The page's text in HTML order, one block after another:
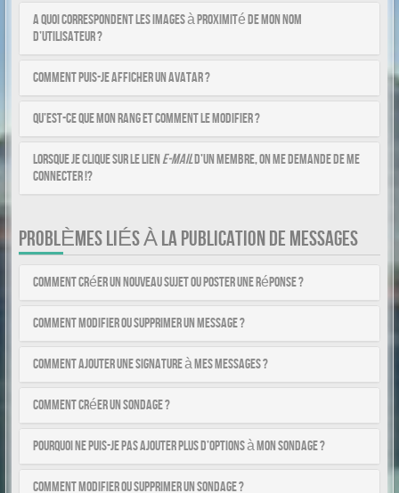
A quoi correspondent les images à proximité de mon nom
d’utilisateur ?
Comment puis-je afficher un avatar ?
Qu’est-ce que mon rang et comment le modifier ?
Lorsque je clique sur le liene-maild’un membre, on me demande de me
connecter !?
PROBLÈMES LIÉS À LA PUBLICATION DE MESSAGES
Comment créer un nouveau sujet ou poster une réponse ?
Comment modifier ou supprimer un message ?
Comment ajouter une signature à mes messages ?
Comment créer un sondage ?
Pourquoi ne puis-je pas ajouter plus d’options à mon sondage ?
Comment modifier ou supprimer un sondage ?